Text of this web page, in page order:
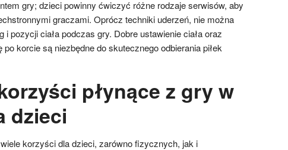
gry; dzieci powinny ćwiczyć różne rodzaje serwisów, aby
graczami. Oprócz techniki uderzeń, nie można
i pozycji ciała podczas gry. Dobre ustawienie ciała oraz
korcie są niezbędne do skutecznego odbierania piłek
płynące z gry w
dzieci
korzyści dla dzieci, zarówno fizycznych, jak i